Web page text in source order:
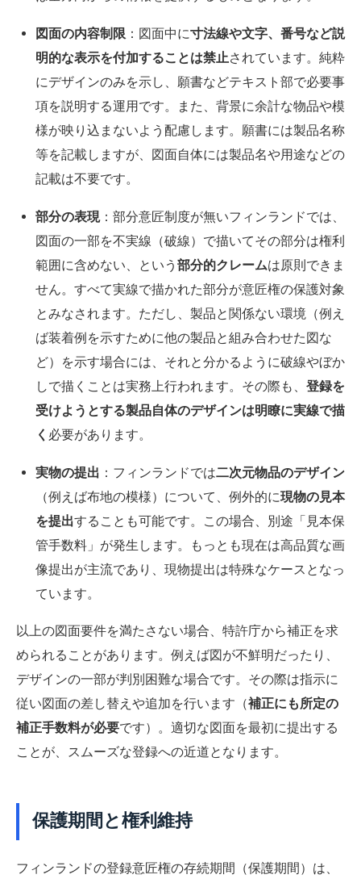
図面の内容制限 ：図面中に寸法線や文字、番号など説
明的な表示を付加することは禁止されています。純粋
にデザインのみを示し、願書などテキスト部で必要事
項を説明する運用です。また、背景に余計な物品や模
様が映り込まないよう配慮します。願書には製品名称
等を記載しますが、図面自体には製品名や用途などの
記載は不要です。
部分の表現：部分意匠制度が無いフィンランドでは、
図面の一部を不実線（破線）で描いてその部分は権利
範囲に含めない、という 部分的クレームは原則できま
せん。すべて実線で描かれた部分が意匠権の保護対象
とみなされます。ただし、製品と関係ない環境（例え
ば装着例を示すために他の製品と組み合わせた図な
ど）を示す場合には、それと分かるように破線やぼか
しで描くことは実務上行われます。その際も、 登録を
受けようとする製品自体のデザインは明瞭に実線で描
く 必要があります。
実物の提出 ：フィンランドでは二次元物品のデザイン
（例えば布地の模様）について、例外的に現物の見本
を提出することも可能です。この場合、別途「見本保
管手数料」が発生します。もっとも現在は高品質な画
像提出が主流であり、現物提出は特殊なケースとなっ
ています。
以上の図面要件を満たさない場合、特許庁から補正を求
められることがあります。例えば図が不鮮明だったり、
デザインの一部が判別困難な場合です。その際は指示に
従い図面の差し替えや追加を行います（補正にも所定の
補正手数料が必要です）。適切な図面を最初に提出する
ことが、スムーズな登録への近道となります。
保護期間と権利維持
フィンランドの登録意匠権の存続期間（保護期間）は、